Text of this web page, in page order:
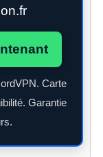
Carte
Garantie